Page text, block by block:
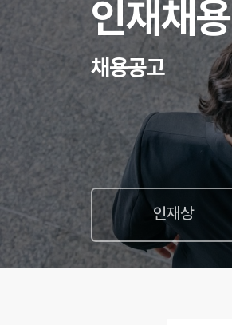
인재채용
채용공고
인재상